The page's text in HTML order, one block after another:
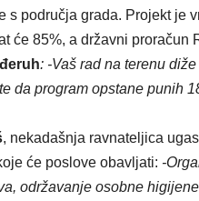
s područja grada. Projekt je
će 85%, a državni
: -Vaš rad na terenu
da program opstane punih
, nekadašnja ravnateljica
će poslove obavljati: -
održavanje osobne